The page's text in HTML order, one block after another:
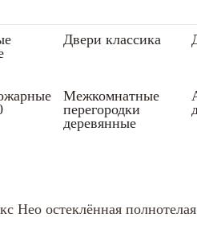
Двери классика
Межкомнатные
перегородки
деревянные
Нео остеклённая полнотелая